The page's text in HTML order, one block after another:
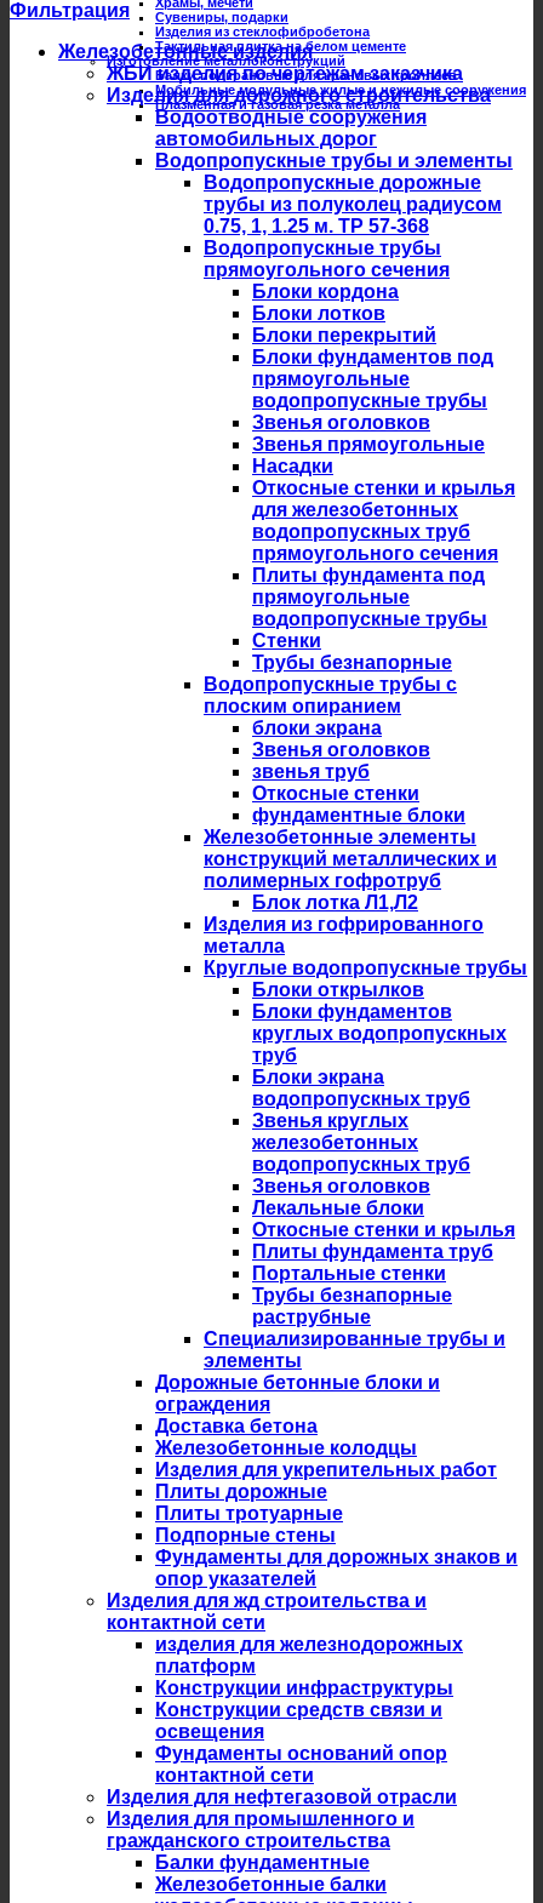
Сувениры, подарки
Изделия из стеклофибробетона
Тактильная плитка на белом цементе
Изготовление металлоконструкций
Балки подкрановые для крановых троллеев
Мобильные модульные жилые и нежилые сооружения
Плазменная и газовая резка металла
Фильтрация
Железобетонные изделия
ЖБИ изделия по чертежам заказчика
Изделия для дорожного строительства
Водоотводные сооружения
автомобильных дорог
Водопропускные трубы и элементы
Водопропускные дорожные
трубы из полуколец радиусом
0.75, 1, 1.25 м. ТР 57-368
Водопропускные трубы
прямоугольного сечения
Блоки кордона
Блоки лотков
Блоки перекрытий
Блоки фундаментов под
прямоугольные
водопропускные трубы
Звенья оголовков
Звенья прямоугольные
Насадки
Откосные стенки и крылья
для железобетонных
водопропускных труб
прямоугольного сечения
Плиты фундамента под
прямоугольные
водопропускные трубы
Стенки
Трубы безнапорные
Водопропускные трубы с
плоским опиранием
блоки экрана
Звенья оголовков
звенья труб
Откосные стенки
фундаментные блоки
Железобетонные элементы
конструкций металлических и
полимерных гофротруб
Блок лотка Л1,Л2
Изделия из гофрированного
металла
Круглые водопропускные трубы
Блоки открылков
Блоки фундаментов
круглых водопропускных
труб
Блоки экрана
водопропускных труб
Звенья круглых
железобетонных
водопропускных труб
Звенья оголовков
Лекальные блоки
Откосные стенки и крылья
Плиты фундамента труб
Портальные стенки
Трубы безнапорные
раструбные
Специализированные трубы и
элементы
Дорожные бетонные блоки и
ограждения
Доставка бетона
Железобетонные колодцы
Изделия для укрепительных работ
Плиты дорожные
Плиты тротуарные
Подпорные стены
Фундаменты для дорожных знаков и
опор указателей
Изделия для жд строительства и
контактной сети
изделия для железнодорожных
платформ
Конструкции инфраструктуры
Конструкции средств связи и
освещения
Фундаменты оснований опор
контактной сети
Изделия для нефтегазовой отрасли
Изделия для промышленного и
гражданского строительства
Балки фундаментные
Железобетонные балки